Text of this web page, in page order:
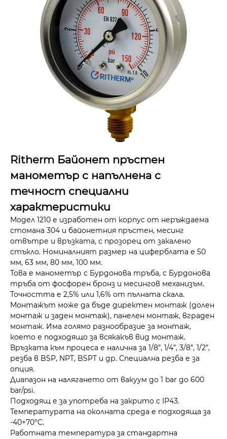
Ritherm Байонет пръстен
манометър с напълнена с
течност специални
характеристики
Модел 1210 е изработен от корпус от неръждаема
стомана 304 и байонетния пръстен, месинг
отвътре и връзката, с прозорец от закалено
стъкло. Номиналният размер на циферблата е 50
мм, 63 мм, 80 мм, 100 мм.
Това е манометър с Бурдонова тръба, с Бурдонова
тръба от фосфорен бронз и месингов механизъм.
Точността е 2,5% или 1,6% от пълната скала.
Монтажът може да бъде директен монтаж (долен
монтаж и заден монтаж), панелен монтаж, вграден
монтаж. Има голямо разнообразие за монтаж,
което е подходящо за всякакъв вид монтаж.
Връзката към процеса е налична за 1/8”, 1/4”, 3/8”, 1/2”,
резба в BSP, NPT, BSPT и др. Специална резба е за
опция.
Диапазон на налягането от вакуум до 1 bar до 600
bar/psi.
Подходящ е за употреба на закрито с IP43.
Температурата на околната среда е подходяща за
-40+70°C.
Работната температура за стандартна